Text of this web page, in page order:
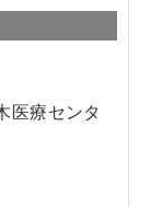
医療センタ